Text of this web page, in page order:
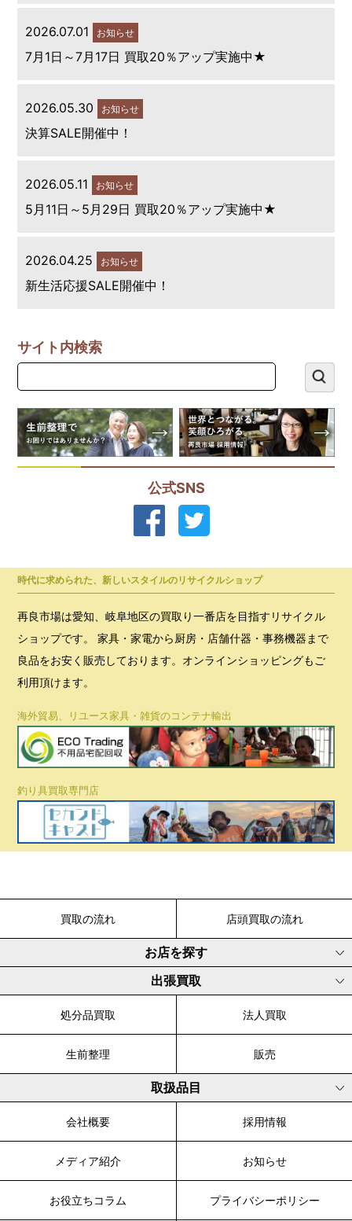
2026.07.01 お知らせ
7月1日～7月17日 買取20％アップ実施中★
2026.05.30 お知らせ
決算SALE開催中！
2026.05.11 お知らせ
5月11日～5月29日 買取20％アップ実施中★
2026.04.25 お知らせ
新生活応援SALE開催中！
サイト内検索
公式SNS
時代に求められた、新しいスタイルのリサイクルショップ
再良市場は愛知、岐阜地区の買取り一番店を目指すリサイクル
ショップです。 家具・家電から厨房・店舗什器・事務機器まで
良品をお安く販売しております。オンラインショッピングもご
利用頂けます。
海外貿易、リユース家具・雑貨のコンテナ輸出
釣り具買取専門店
買取の流れ 店頭買取の流れ
お店を探す
出張買取
処分品買取 法人買取
生前整理 販売
取扱品目
会社概要 採用情報
メディア紹介 お知らせ
お役立ちコラム プライバシーポリシー